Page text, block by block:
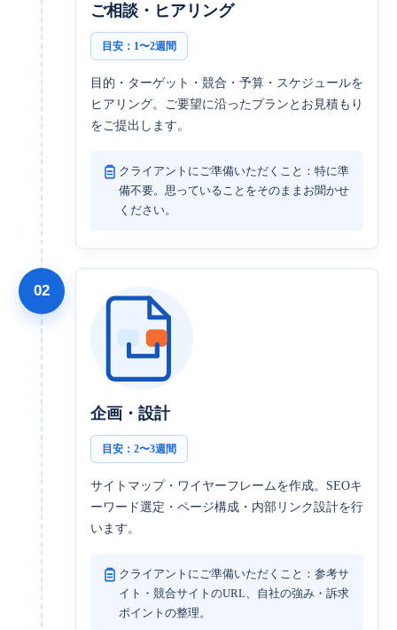
ご相談・ヒアリング
目安：1〜2週間
目的・ターゲット・競合・予算・スケジュールを
ヒアリング。ご要望に沿ったプランとお見積もり
をご提出します。
クライアントにご準備いただくこと：特に準
備不要。思っていることをそのままお聞かせ
ください。
02
企画・設計
目安：2〜3週間
サイトマップ・ワイヤーフレームを作成。SEOキ
ーワード選定・ページ構成・内部リンク設計を行
います。
クライアントにご準備いただくこと：参考サ
イト・競合サイトのURL、自社の強み・訴求
ポイントの整理。